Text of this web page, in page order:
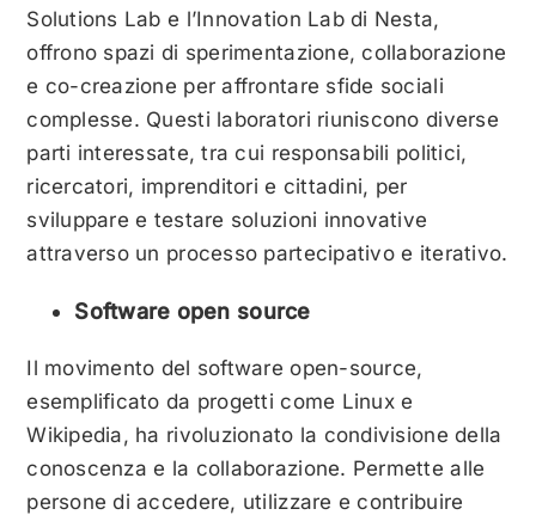
Solutions Lab e l’Innovation Lab di Nesta,
offrono spazi di sperimentazione, collaborazione
e co-creazione per affrontare sfide sociali
complesse. Questi laboratori riuniscono diverse
parti interessate, tra cui responsabili politici,
ricercatori, imprenditori e cittadini, per
sviluppare e testare soluzioni innovative
attraverso un processo partecipativo e iterativo.
Software open source
Il movimento del software open-source,
esemplificato da progetti come Linux e
Wikipedia, ha rivoluzionato la condivisione della
conoscenza e la collaborazione. Permette alle
persone di accedere, utilizzare e contribuire